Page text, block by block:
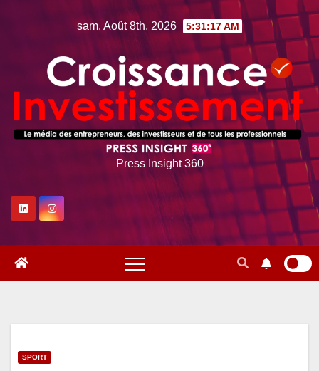
sam. Août 8th, 2026 5:31:19 AM
Press Insight 360
SPORT